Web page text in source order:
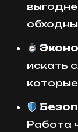
искать
Работа